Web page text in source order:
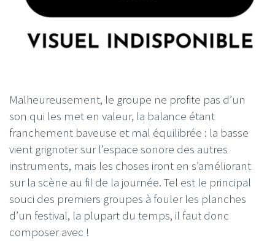
Malheureusement, le groupe ne profite pas d’un
son qui les met en valeur, la balance étant
franchement baveuse et mal équilibrée : la basse
vient grignoter sur l’espace sonore des autres
instruments, mais les choses iront en s’améliorant
sur la scène au fil de la journée. Tel est le principal
souci des premiers groupes à fouler les planches
d’un festival, la plupart du temps, il faut donc
composer avec !